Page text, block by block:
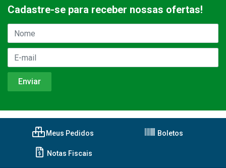
Cadastre-se para receber nossas ofertas!
Meus Pedidos Boletos
Notas Fiscais